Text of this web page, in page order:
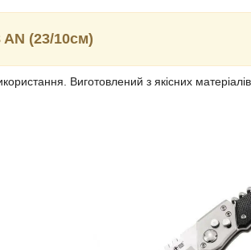
(23/10см)
Виготовлений з якісних